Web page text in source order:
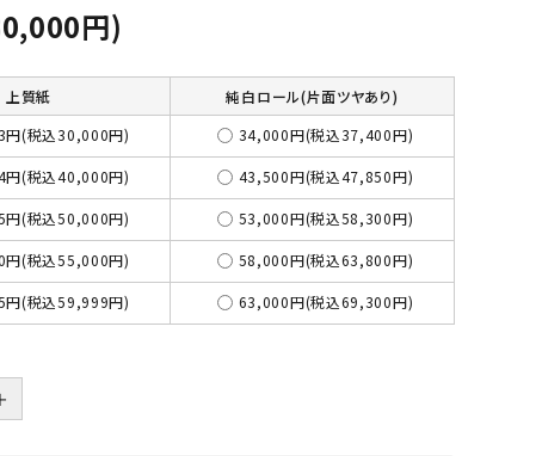
ボン・紐 円)
上質紙
純白ロール(片面ツヤあり)
円(税込30,000円) 34,000円(税込37,400円)
(税込40,000円) 43,500円(税込47,850円)
(税込50,000円) 53,000円(税込58,300円)
(税込55,000円) 58,000円(税込63,800円)
(税込59,999円) 63,000円(税込69,300円)